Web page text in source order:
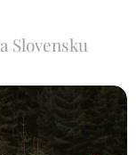
Slovensku